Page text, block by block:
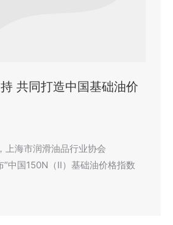
共同打造中国基础油价
上海市润滑油品行业协会
“中国150N（II）基础油价格指数